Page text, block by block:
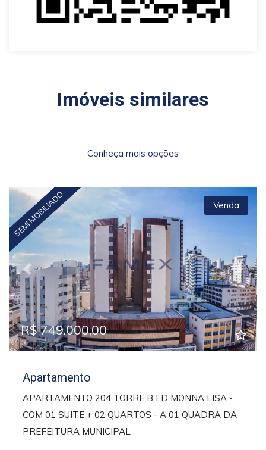
Imóveis similares
Conheça mais opções
Previous Next
SEMI MOBILIADO Venda
R$ 749.000,00
Apartamento
APARTAMENTO 204 TORRE B ED MONNA LISA -
COM 01 SUITE + 02 QUARTOS - A 01 QUADRA DA
PREFEITURA MUNICIPAL